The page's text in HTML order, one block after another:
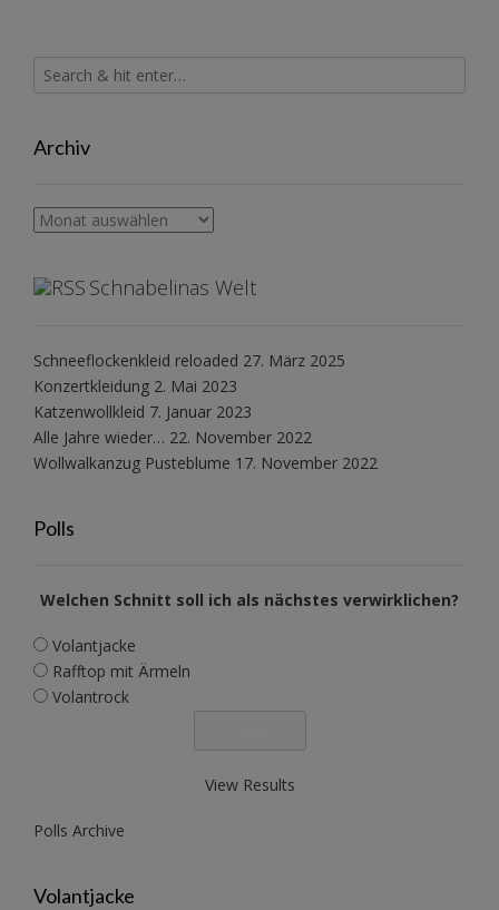
Archiv
Archiv
Schnabelinas Welt
Schneeflockenkleid reloaded 27. März 2025
Konzertkleidung 2. Mai 2023
Katzenwollkleid 7. Januar 2023
Alle Jahre wieder… 22. November 2022
Wollwalkanzug Pusteblume 17. November 2022
Polls
Welchen Schnitt soll ich als nächstes verwirklichen?
Volantjacke
Rafftop mit Ärmeln
Volantrock
View Results
Polls Archive
Volantjacke